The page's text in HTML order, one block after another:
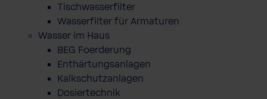
Tischwasserfilter
Wasserfilter für Armaturen
Wasser im Haus
BEG Foerderung
Enthärtungsanlagen
Kalkschutzanlagen
Dosiertechnik